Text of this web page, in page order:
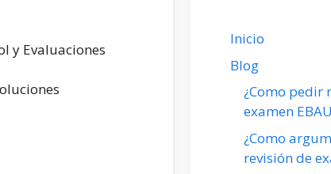
y Evaluaciones
Inicio
Blog
¿Como pedir
examen
¿Como
revisión de